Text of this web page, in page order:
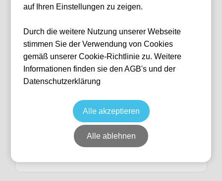
Event Box VIP North (Lindner Hotel)
15:00
8 verfügbar
Deutschland BayArena
Ticket(s) + Hotel
273,00
auf Ihren Einstellungen zu zeigen.
Durch die weitere Nutzung unserer Webseite
stimmen Sie der Verwendung von Cookies
gemäß unserer Cookie-Richtlinie zu. Weitere
Informationen finden sie den AGB's und der
Datenschutzerklärung
Alle akzeptieren
Alle ablehnen